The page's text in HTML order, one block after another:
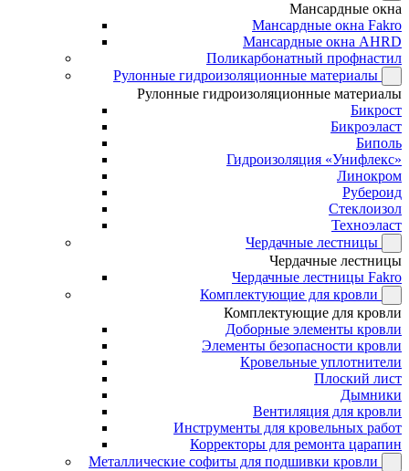
Мансардные окна
Мансардные окна Fakro
Мансардные окна AHRD
Поликарбонатный профнастил
Рулонные гидроизоляционные материалы
Рулонные гидроизоляционные материалы
Бикрост
Бикроэласт
Биполь
Гидроизоляция «Унифлекс»
Линокром
Рубероид
Стеклоизол
Техноэласт
Чердачные лестницы
Чердачные лестницы
Чердачные лестницы Fakro
Комплектующие для кровли
Комплектующие для кровли
Доборные элементы кровли
Элементы безопасности кровли
Кровельные уплотнители
Плоский лист
Дымники
Вентиляция для кровли
Инструменты для кровельных работ
Корректоры для ремонта царапин
Металлические софиты для подшивки кровли